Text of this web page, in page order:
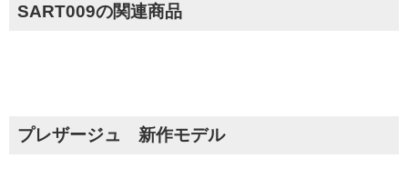
SART009の関連商品
プレザージュ 新作モデル